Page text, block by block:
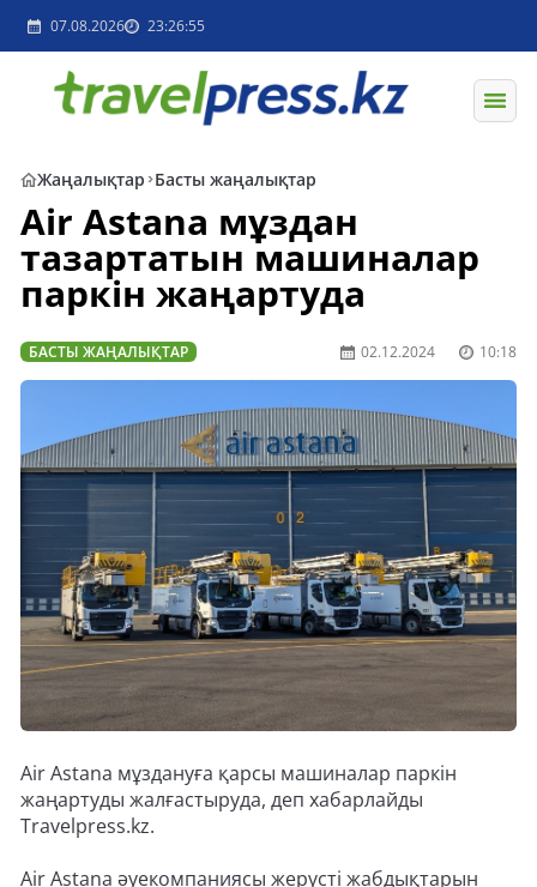
07.08.2026 23:26:55
Жаңалықтар Басты жаңалықтар
Air Astana мұздан
тазартатын машиналар
паркiн жаңартуда
БАСТЫ ЖАҢАЛЫҚТАР 02.12.2024 10:18
Air Astana мұздануға қарсы машиналар паркiн
жаңартуды жалғастыруда, деп хабарлайды
Travelpress.kz.
Air Astana әуекомпаниясы жерүсті жабдықтарын